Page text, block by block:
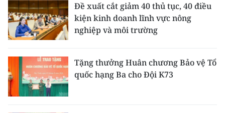
Đề xuất cắt giảm 40 thủ tục, 40 điều
kiện kinh doanh lĩnh vực nông
nghiệp và môi trường
Tặng thưởng Huân chương Bảo vệ Tổ
quốc hạng Ba cho Đội K73